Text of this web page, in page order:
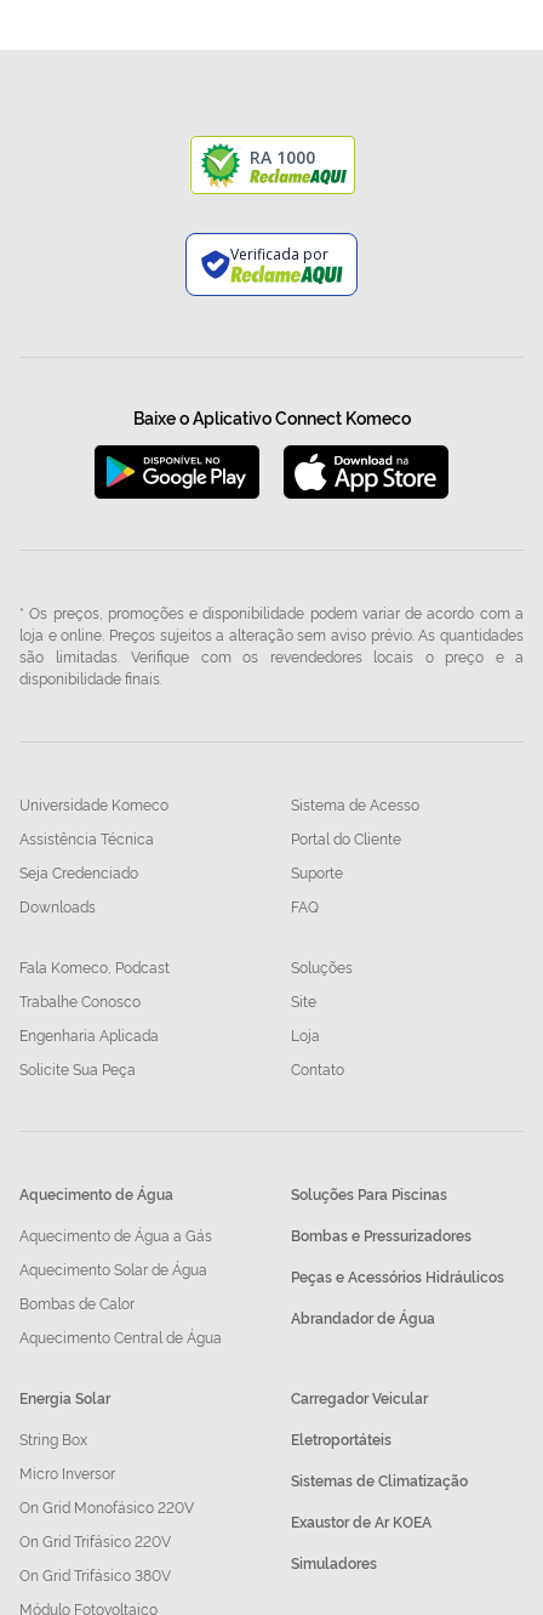
RA 1000
Verificada por
Baixe o Aplicativo Connect Komeco
* Os preços, promoções e disponibilidade podem variar de acordo com a
loja e online. Preços sujeitos a alteração sem aviso prévio. As quantidades
são limitadas. Verifique com os revendedores locais o preço e a
disponibilidade finais.
Universidade Komeco
Assistência Técnica
Seja Credenciado
Downloads
Sistema de Acesso
Portal do Cliente
Suporte
FAQ
Fala Komeco, Podcast
Trabalhe Conosco
Engenharia Aplicada
Solicite Sua Peça
Soluções
Site
Loja
Contato
Aquecimento de Água
Aquecimento de Água a Gás
Aquecimento Solar de Água
Bombas de Calor
Aquecimento Central de Água
Soluções Para Piscinas
Bombas e Pressurizadores
Peças e Acessórios Hidráulicos
Abrandador de Água
Energia Solar
String Box
Micro Inversor
On Grid Monofásico 220V
On Grid Trifásico 220V
On Grid Trifásico 380V
Módulo Fotovoltaico
Carregador Veicular
Eletroportáteis
Sistemas de Climatização
Exaustor de Ar KOEA
Simuladores